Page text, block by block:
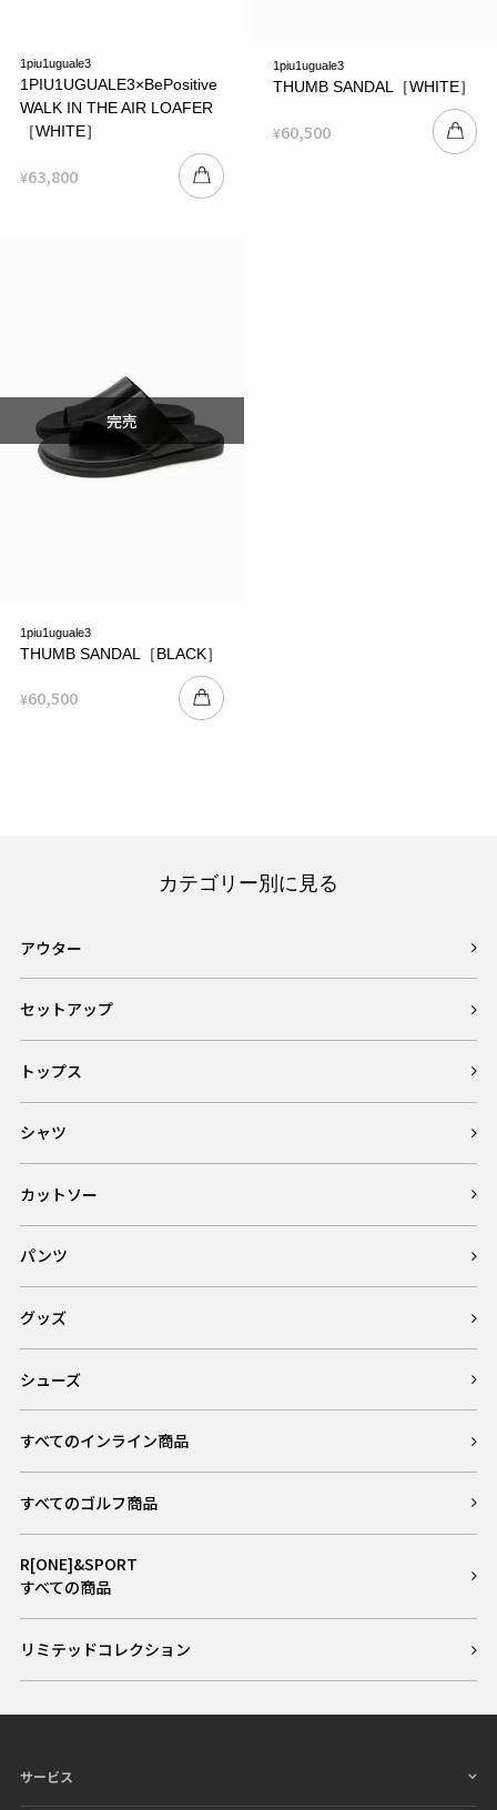
1piu1uguale3
1PIU1UGUALE3×BePositive
WALK IN THE AIR LOAFER
［WHITE］
¥63,800
1piu1uguale3
THUMB SANDAL［WHITE］
¥60,500
1piu1uguale3
THUMB SANDAL［BLACK］
¥60,500
カテゴリー別に見る
アウター
セットアップ
トップス
シャツ
カットソー
パンツ
グッズ
シューズ
すべてのインライン商品
すべてのゴルフ商品
R[ONE]&SPORT
すべての商品
リミテッドコレクション
サービス